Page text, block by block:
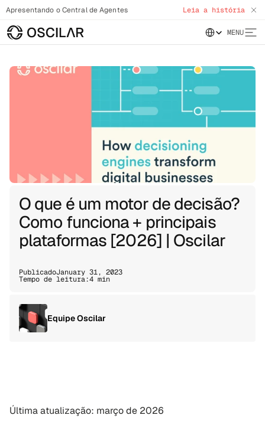
Apresentando o Central de Agentes Leia a história
Select Language
MENU
O que é um motor de decisão?
Como funciona + principais
plataformas [2026] | Oscilar
PublicadoJanuary 31, 2023
Tempo de leitura:4 min
Equipe Oscilar
Última atualização: março de 2026